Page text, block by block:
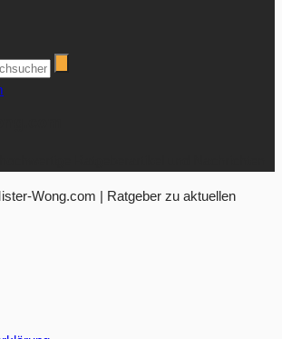
Wong.com | Ratgeber zu aktuellen